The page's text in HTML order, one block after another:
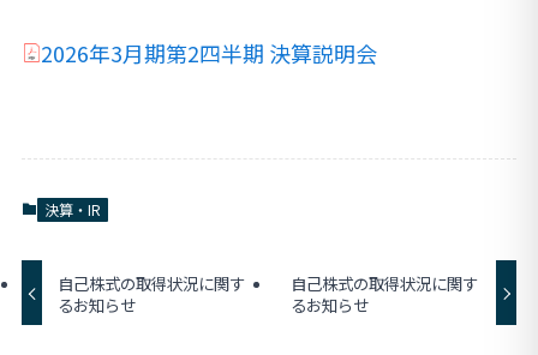
2026年3月期第2四半期 決算説明会
決算・IR
自己株式の取得状況に関す
るお知らせ
自己株式の取得状況に関す
るお知らせ